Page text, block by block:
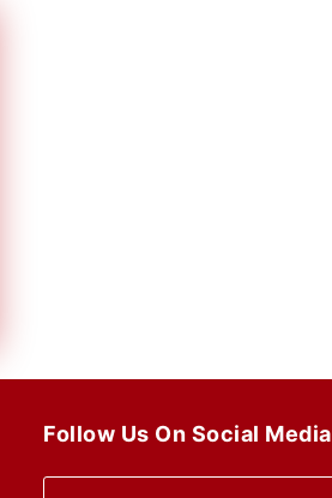
Follow Us On Social Media